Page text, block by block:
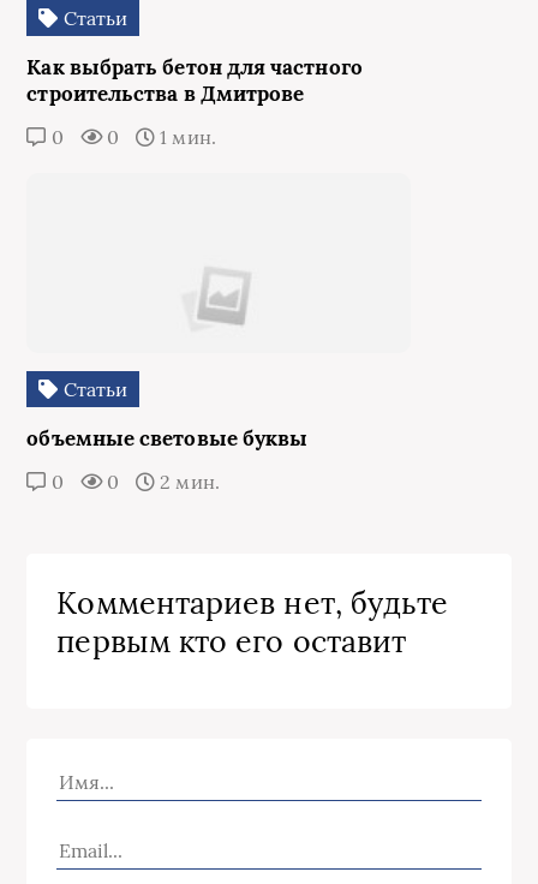
Статьи
Как выбрать бетон для частного
строительства в Дмитрове
0 0 1 мин.
Статьи
объемные световые буквы
0 0 2 мин.
Комментариев нет, будьте
первым кто его оставит